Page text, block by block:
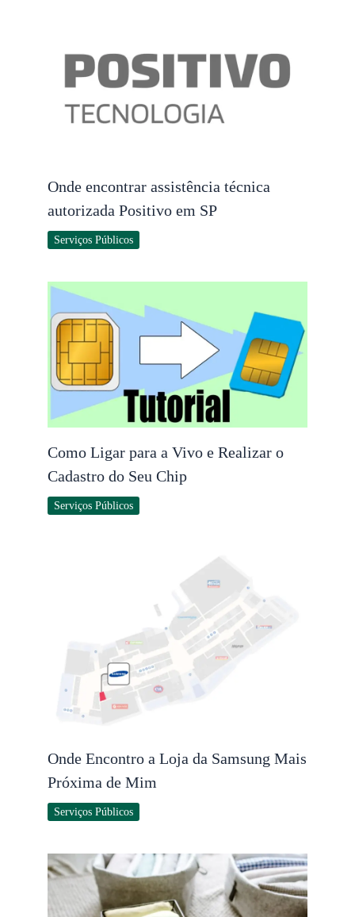
Onde encontrar assistência técnica
autorizada Positivo em SP
Serviços Públicos
Como Ligar para a Vivo e Realizar o
Cadastro do Seu Chip
Serviços Públicos
Onde Encontro a Loja da Samsung Mais
Próxima de Mim
Serviços Públicos